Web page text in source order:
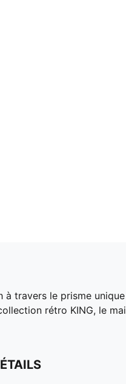
travers le prisme
rétro KING, le